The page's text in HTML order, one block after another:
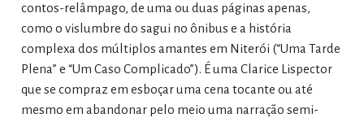
contos-relâmpago, de uma ou duas páginas apenas,
como o vislumbre do sagui no ônibus e a história
complexa dos múltiplos amantes em Niterói (“Uma Tarde
Plena” e “Um Caso Complicado”). É uma Clarice Lispector
que se compraz em esboçar uma cena tocante ou até
mesmo em abandonar pelo meio uma narração semi-